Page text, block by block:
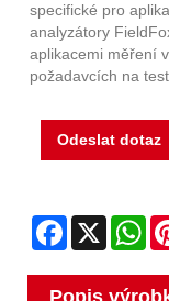
specifické pro
analyzátory
aplikacemi měření
požadavcích na
Odeslat dotaz
Facebook
X